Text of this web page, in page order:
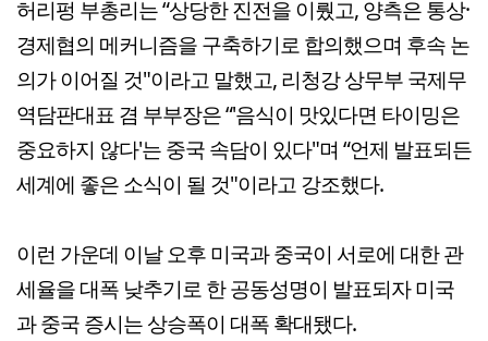
허리펑 부총리는 “상당한 진전을 이뤘고, 양측은 통상·
경제협의 메커니즘을 구축하기로 합의했으며 후속 논
의가 이어질 것"이라고 말했고, 리청강 상무부 국제무
역담판대표 겸 부부장은 “'음식이 맛있다면 타이밍은
중요하지 않다'는 중국 속담이 있다"며 “언제 발표되든
세계에 좋은 소식이 될 것"이라고 강조했다.
이런 가운데 이날 오후 미국과 중국이 서로에 대한 관
세율을 대폭 낮추기로 한 공동성명이 발표되자 미국
과 중국 증시는 상승폭이 대폭 확대됐다.